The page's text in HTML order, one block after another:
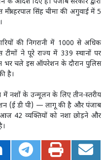
के आदेश दिए हैं। पंजाब सरकार द्वारा
मंत्री हरपाल सिंह चीमा की अगुवाई में 5
की निगरानी में 1000 से अधिक
ने पूरे राज्य में 339 स्थानों पर
भर चले इस ऑपरेशन के दौरान पुलिस
है।
में नशों के उन्मूलन के लिए तीन-स्तरीय
(ई डी पी) — लागू की है और पंजाब
42 व्यक्तियों को नशा छोड़ने और